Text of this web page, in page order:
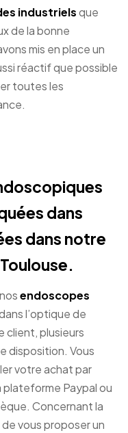
industrielsque
de la bonne
mis en place un
réactif que possible
toutes les
dans
dans notre
endoscopes
l’optique de
client, plusieurs
disposition. Vous
votre achat par
plateforme Paypal ou
Concernant la
vous proposer un